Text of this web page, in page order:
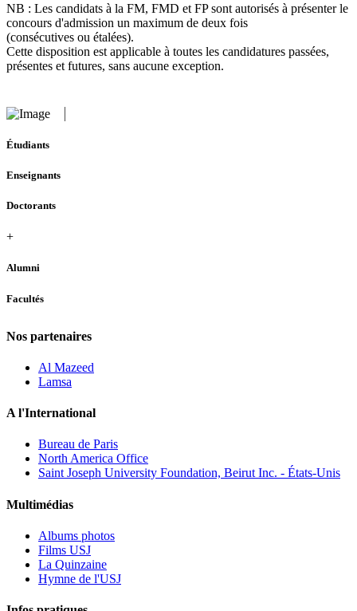
NB : Les candidats à la FM, FMD et FP sont autorisés à présenter le
concours d'admission un maximum de deux fois
(consécutives ou étalées).
Cette disposition est applicable à toutes les candidatures passées,
présentes et futures, sans aucune exception.
Étudiants
Enseignants
Doctorants
+
Alumni
Facultés
Nos partenaires
Al Mazeed
Lamsa
A l'International
Bureau de Paris
North America Office
Saint Joseph University Foundation, Beirut Inc. - États-Unis
Multimédias
Albums photos
Films USJ
La Quinzaine
Hymne de l'USJ